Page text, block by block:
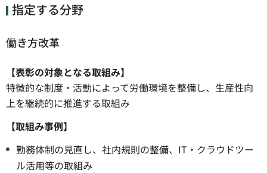
指定する分野
働き方改革
【表彰の対象となる取組み】
特徴的な制度・活動によって労働環境を整備し、生産性向
上を継続的に推進する取組み
【取組み事例】
勤務体制の見直し、社内規則の整備、IT・クラウドツー
ル活用等の取組み